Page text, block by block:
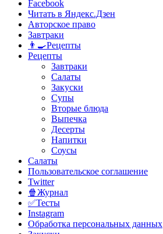
Facebook
Читать в Яндекс.Дзен
Авторское право
Завтраки
👨‍🍳Рецепты
Рецепты
Завтраки
Салаты
Закуски
Супы
Вторые блюда
Выпечка
Десерты
Напитки
Соусы
Салаты
Пользовательское соглашение
Twitter
🍿Журнал
✅Тесты
Instagram
Обработка персональных данных